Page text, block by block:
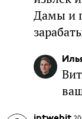
Дамы и